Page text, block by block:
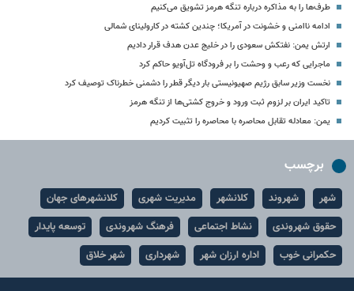
طرف‌ها را به مذاکره درباره تنگه هرمز تشویق می‌کنیم
ادامه ناامنی و خشونت در آمریکا؛ چندین کشته در کارولینای شمالی
ارتش یمن: نفتکش سعودی را در خلیج عدن هدف قرار دادیم
ماجرایی که رعب و وحشت را بر فرودگاه تل‌آویو حاکم کرد
نخست وزیر سابق رژیم صهیونیستی بار دیگر قطر را دشمنی خطرناک توصیف کرد
تاکید ایران بر لزوم ثبت ورود و خروج کشتی‌ها از تنگه هرمز
یمن: معادله تقابل محاصره با محاصره را تثبیت کردیم
برچسب
شهر شهروند کلانشهر مدیریت شهری
کلانشهرهای جهان
حقوق شهروندی
نشاط اجتماعی فرهنگ شهروندی
توسعه پایدار
حکمرانی خوب
اداره ارزان شهر شهرداری شهر خلاق